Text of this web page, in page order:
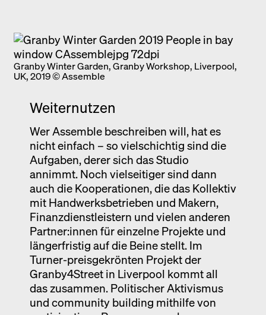
Granby Winter Garden, Granby Workshop, Liverpool,
UK, 2019 © Assemble
Weiternutzen
Wer Assemble beschreiben will, hat es
nicht einfach – so vielschichtig sind die
Aufgaben, derer sich das Studio
annimmt. Noch vielseitiger sind dann
auch die Kooperationen, die das Kollektiv
mit Handwerksbetrieben und Makern,
Finanzdienstleistern und vielen anderen
Partner:innen für einzelne Projekte und
längerfristig auf die Beine stellt. Im
Turner-preisgekrönten Projekt der
Granby4Street in Liverpool kommt all
das zusammen. Politischer Aktivismus
und community building mithilfe von